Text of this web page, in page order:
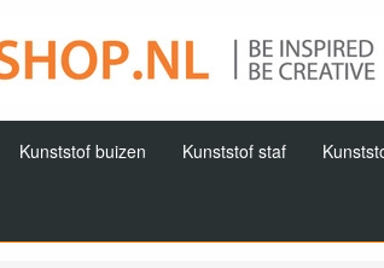
Kunststof buizen Kunststof staf